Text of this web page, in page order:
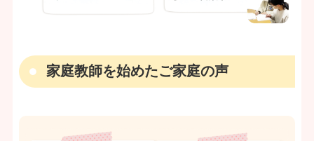
家庭教師を始めたご家庭の声